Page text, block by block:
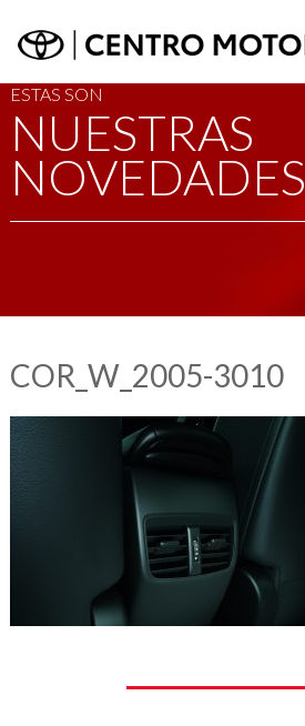
ESTAS SON
NUESTRAS
NOVEDADES
COR_W_2005-3010